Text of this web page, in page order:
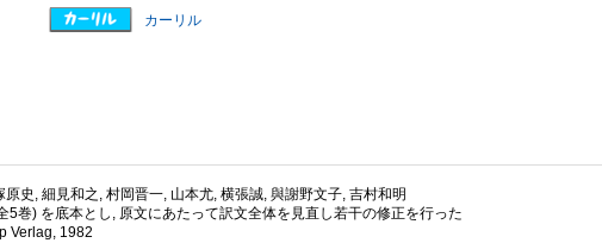
カーリル
史, 細見和之, 村岡晋一, 山本尤, 横張誠, 與謝野文子, 吉村和明
巻) を底本とし, 原文にあたって訳文全体を見直し若干の修正を行った
Verlag, 1982